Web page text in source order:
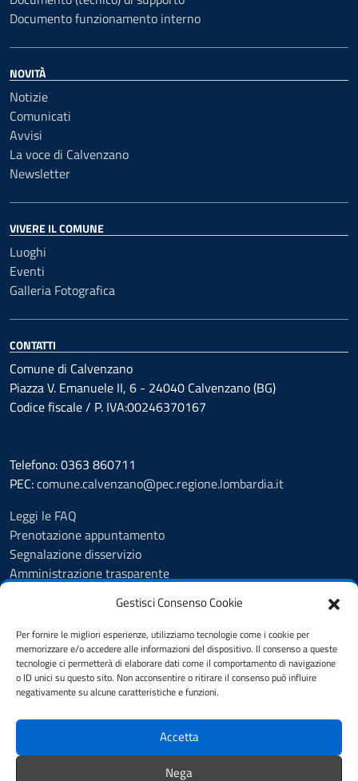
Gestisci Consenso Cookie
Per fornire le migliori esperienze, utilizziamo tecnologie come i cookie per
memorizzare e/o accedere alle informazioni del dispositivo. Il consenso a queste
tecnologie ci permetterà di elaborare dati come il comportamento di navigazione
o ID unici su questo sito. Non acconsentire o ritirare il consenso può influire
negativamente su alcune caratteristiche e funzioni.
Accetta
Nega
Documento funzionamento interno
NOVITÀ
Notizie
Comunicati
Avvisi
La voce di Calvenzano
Newsletter
VIVERE IL COMUNE
Luoghi
Eventi
Galleria Fotografica
CONTATTI
Comune di Calvenzano
Piazza V. Emanuele II, 6 - 24040 Calvenzano (BG)
Codice fiscale / P. IVA:00246370167
Telefono: 0363 860711
PEC:comune.calvenzano@pec.regione.lombardia.it
Leggi le FAQ
Prenotazione appuntamento
Segnalazione disservizio
Amministrazione trasparente
Informativa privacy
Cookie Policy
Note legali
Dichiarazione di accessibilità
SEGUICI SU